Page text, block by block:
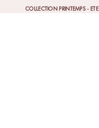
COLLECTION PRINTEMPS - ETE